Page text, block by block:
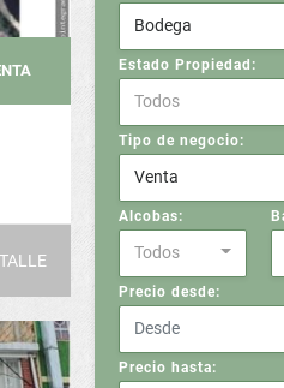
Bodega
Estado Propiedad:
Todos
Tipo de negocio:
Venta
Alcobas:
Todos
Precio desde:
Precio hasta: